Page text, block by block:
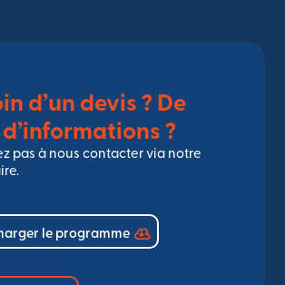
d’un devis ? De
?
pas à nous contacter via notre
le programme